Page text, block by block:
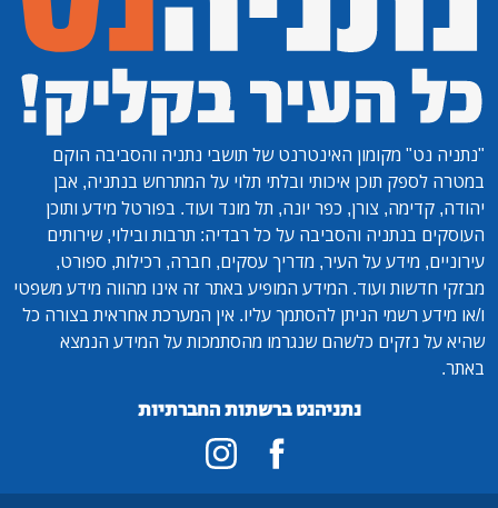
"נתניה נט" מקומון האינטרנט של תושבי נתניה והסביבה הוקם
במטרה לספק תוכן איכותי ובלתי תלוי על המתרחש בנתניה, אבן
יהודה, קדימה, צורן, כפר יונה, תל מונד ועוד. בפורטל מידע ותוכן
העוסקים בנתניה והסביבה על כל רבדיה: תרבות ובילוי, שירותים
עירוניים, מידע על העיר, מדריך עסקים, חברה, רכילות, ספורט,
מבזקי חדשות ועוד. המידע המופיע באתר זה אינו מהווה מידע משפטי
ו/או מידע רשמי הניתן להסתמך עליו. אין המערכת אחראית בצורה כל
שהיא על נזקים כלשהם שנגרמו מהסתמכות על המידע הנמצא
באתר.
נתניהנט ברשתות החברתיות